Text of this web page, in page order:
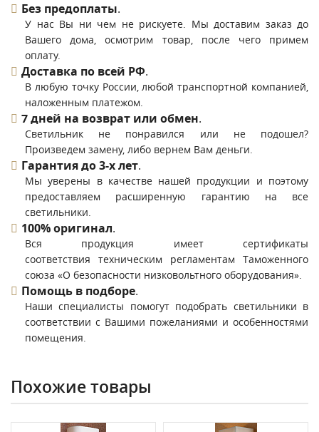
Без предоплаты.
У нас Вы ни чем не рискуете. Мы доставим заказ до
Вашего дома, осмотрим товар, после чего примем
оплату.
Доставка по всей РФ.
В любую точку России, любой транспортной компанией,
наложенным платежом.
7 дней на возврат или обмен.
Светильник не понравился или не подошел?
Произведем замену, либо вернем Вам деньги.
Гарантия до 3-х лет.
Мы уверены в качестве нашей продукции и поэтому
предоставляем расширенную гарантию на все
светильники.
100% оригинал.
Вся продукция имеет сертификаты
соответствия техническим регламентам Таможенного
союза «О безопасности низковольтного оборудования».
Помощь в подборе.
Наши специалисты помогут подобрать светильники в
соответствии с Вашими пожеланиями и особенностями
помещения.
Похожие товары